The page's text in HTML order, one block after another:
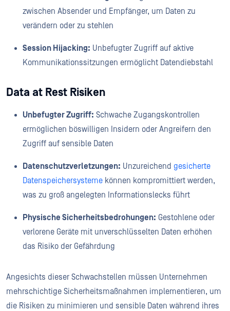
zwischen Absender und Empfänger, um Daten zu
verändern oder zu stehlen
Session Hijacking: Unbefugter Zugriff auf aktive
Kommunikationssitzungen ermöglicht Datendiebstahl
Data at Rest Risiken
Unbefugter Zugriff: Schwache Zugangskontrollen
ermöglichen böswilligen Insidern oder Angreifern den
Zugriff auf sensible Daten
Datenschutzverletzungen: Unzureichend gesicherte
Datenspeichersysteme können kompromittiert werden,
was zu groß angelegten Informationslecks führt
Physische Sicherheitsbedrohungen: Gestohlene oder
verlorene Geräte mit unverschlüsselten Daten erhöhen
das Risiko der Gefährdung
Angesichts dieser Schwachstellen müssen Unternehmen
mehrschichtige Sicherheitsmaßnahmen implementieren, um
die Risiken zu minimieren und sensible Daten während ihres